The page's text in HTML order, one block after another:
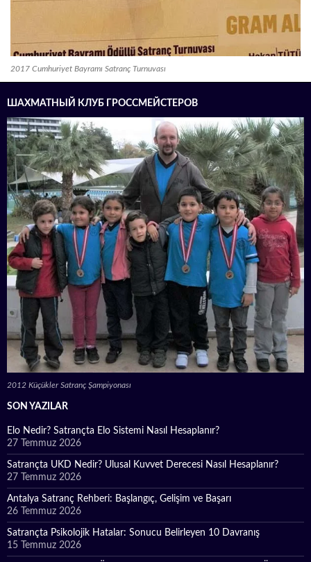
2017 Cumhuriyet Bayramı Satranç Turnuvası
ШАХМАТНЫЙ КЛУБ ГРОССМЕЙСТЕРОВ
2012 Küçükler Satranç Şampiyonası
SON YAZILAR
Elo Nedir? Satrançta Elo Sistemi Nasıl Hesaplanır?
27 Temmuz 2026
Satrançta UKD Nedir? Ulusal Kuvvet Derecesi Nasıl Hesaplanır?
27 Temmuz 2026
Antalya Satranç Rehberi: Başlangıç, Gelişim ve Başarı
26 Temmuz 2026
Satrançta Psikolojik Hatalar: Sonucu Belirleyen 10 Davranış
15 Temmuz 2026